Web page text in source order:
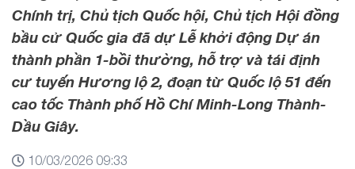
Chính trị, Chủ tịch Quốc hội, Chủ tịch Hội đồng
bầu cử Quốc gia đã dự Lễ khởi động Dự án
thành phần 1-bồi thường, hỗ trợ và tái định
cư tuyến Hương lộ 2, đoạn từ Quốc lộ 51 đến
cao tốc Thành phố Hồ Chí Minh-Long Thành-
Dầu Giây.
10/03/2026 09:33